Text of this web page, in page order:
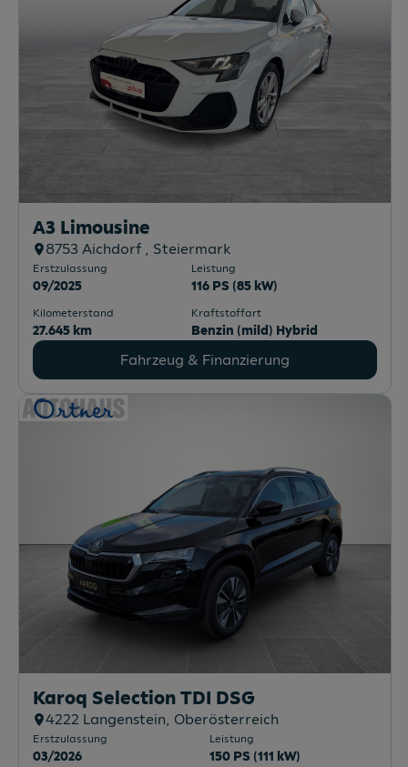
A3 Limousine
8753 Aichdorf , Steiermark
Erstzulassung
09/2025
Leistung
116 PS (85 kW)
Kilometerstand
27.645 km
Kraftstoffart
Benzin (mild) Hybrid
Fahrzeug & Finanzierung
Karoq Selection TDI DSG
4222 Langenstein, Oberösterreich
Erstzulassung
03/2026
Leistung
150 PS (111 kW)